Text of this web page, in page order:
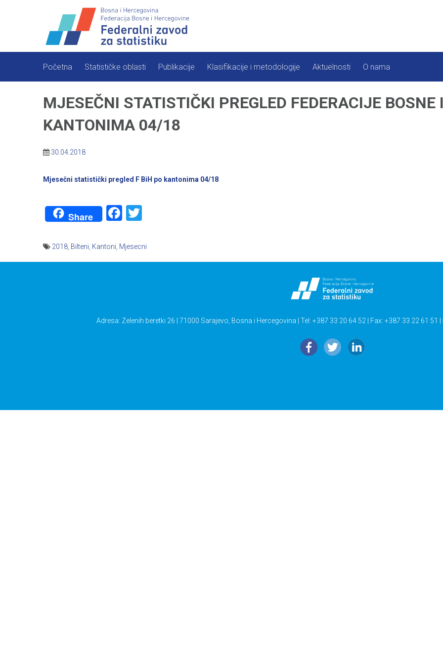
Početna Statističke oblasti Publikacije Klasifikacije i metodologije Aktuelnosti O nama
MJESEČNI STATISTIČKI PREGLED FEDERACIJE BOSNE
KANTONIMA 04/18
30.04.2018
Mjesečni statistički pregled F BiH po kantonima 04/18
Share Facebook
2018 Bilteni Kantoni Mjesecni
Adresa: Zelenih beretki 26 | 71000 Sarajevo, Bosna i Hercegovina | Tel: +387 33 20 64 52 | Fax: +387 33 22 61 51 |